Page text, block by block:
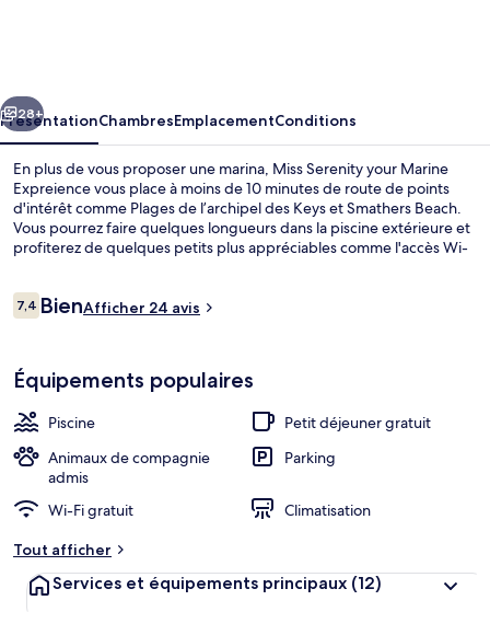
Expreience
Suivant
28+
PrésentationChambresEmplacementConditions
En plus de vous proposer une marina, Miss Serenity your Marine
Expreience vous place à moins de 10 minutes de route de points
d'intérêt comme Plages de l’archipel des Keys et Smathers Beach.
Vous pourrez faire quelques longueurs dans la piscine extérieure et
profiterez de quelques petits plus appréciables comme l'accès Wi-
dizaine de minutes pour rejoindre des sites comme Duval Street et
Avis
voyageurs
7,47,4 sur 10
BienAfficher 24 avis
Équipements populaires
Piscine
Petit déjeuner gratuit
Animaux de compagnie
admis
Parking
Wi-Fi gratuit
Climatisation
Tout afficher
Services et équipements principaux (12)